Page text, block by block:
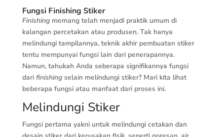
Fungsi Finishing Stiker
Finishingmemang telah menjadi praktik umum di
kalangan percetakan atau produsen. Tak hanya
melindungi tampilannya, teknik akhir pembuatan stiker
tentu mempunyai fungsi lain dari penerapannya.
Namun, tahukah Anda seberapa signifikannya fungsi
dari finishingselain melindungi stiker? Mari kita lihat
beberapa fungsi atau manfaat dari proses ini.
Melindungi Stiker
Fungsi pertama yakni untuk melindungi cetakan dan